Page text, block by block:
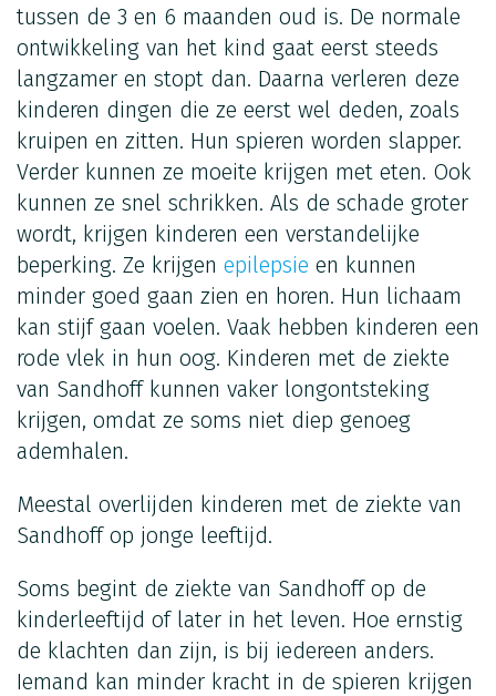
tussen de 3 en 6 maanden oud is. De normale
ontwikkeling van het kind gaat eerst steeds
langzamer en stopt dan. Daarna verleren deze
kinderen dingen die ze eerst wel deden, zoals
kruipen en zitten. Hun spieren worden slapper.
Verder kunnen ze moeite krijgen met eten. Ook
kunnen ze snel schrikken. Als de schade groter
wordt, krijgen kinderen een verstandelijke
beperking. Ze krijgen epilepsie en kunnen
minder goed gaan zien en horen. Hun lichaam
kan stijf gaan voelen. Vaak hebben kinderen een
rode vlek in hun oog. Kinderen met de ziekte
van Sandhoff kunnen vaker longontsteking
krijgen, omdat ze soms niet diep genoeg
ademhalen.
Meestal overlijden kinderen met de ziekte van
Sandhoff op jonge leeftijd.
Soms begint de ziekte van Sandhoff op de
kinderleeftijd of later in het leven. Hoe ernstig
de klachten dan zijn, is bij iedereen anders.
Iemand kan minder kracht in de spieren krijgen